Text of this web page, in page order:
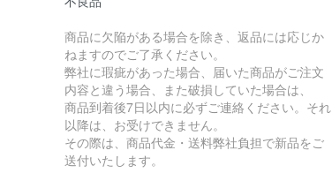
商品に欠陥がある場合を除き、返品には応じか
ねますのでご了承ください。
弊社に瑕疵があった場合、届いた商品がご注文
内容と違う場合、また破損していた場合は、
商品到着後7日以内に必ずご連絡ください。それ
以降は、お受けできません。
その際は、商品代金・送料弊社負担で新品をご
送付いたします。